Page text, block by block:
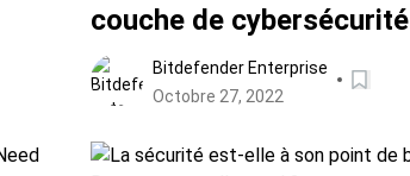
couche de cybersécurité
indispensable ?
Bitdefender Enterprise
Octobre 27, 2022